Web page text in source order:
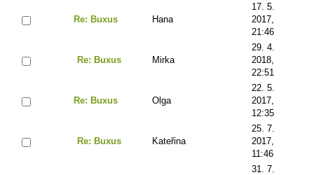
Re: Buxus Hana
17. 5.
2017,
21:46
Re: Buxus Mirka
29. 4.
2018,
22:51
Re: Buxus Olga
22. 5.
2017,
12:35
Re: Buxus Kateřina
25. 7.
2017,
11:46
31. 7.